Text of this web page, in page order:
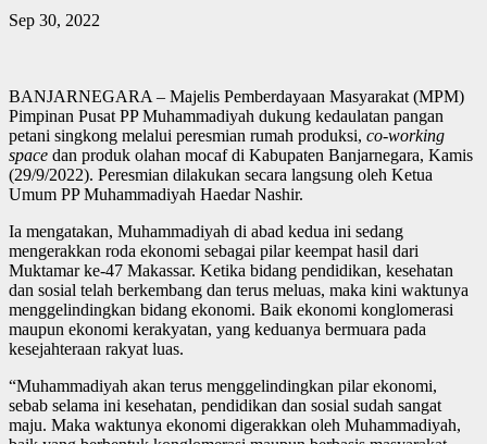
Sep 30, 2022
BANJARNEGARA – Majelis Pemberdayaan Masyarakat (MPM)
Pimpinan Pusat PP Muhammadiyah dukung kedaulatan pangan
petani singkong melalui peresmian rumah produksi, co-working
space dan produk olahan mocaf di Kabupaten Banjarnegara, Kamis
(29/9/2022). Peresmian dilakukan secara langsung oleh Ketua
Umum PP Muhammadiyah Haedar Nashir.
Ia mengatakan, Muhammadiyah di abad kedua ini sedang
mengerakkan roda ekonomi sebagai pilar keempat hasil dari
Muktamar ke-47 Makassar. Ketika bidang pendidikan, kesehatan
dan sosial telah berkembang dan terus meluas, maka kini waktunya
menggelindingkan bidang ekonomi. Baik ekonomi konglomerasi
maupun ekonomi kerakyatan, yang keduanya bermuara pada
kesejahteraan rakyat luas.
“Muhammadiyah akan terus menggelindingkan pilar ekonomi,
sebab selama ini kesehatan, pendidikan dan sosial sudah sangat
maju. Maka waktunya ekonomi digerakkan oleh Muhammadiyah,